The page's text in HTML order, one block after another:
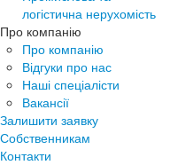
логістична нерухомість
Про компанію
Про компанію
Відгуки про нас
Наші спеціалісти
Вакансії
Залишити заявку
Собственникам
Контакти